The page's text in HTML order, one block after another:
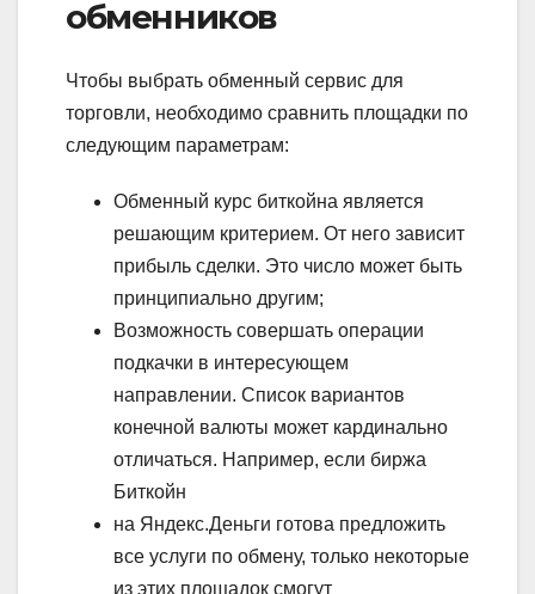
обменников
Чтобы выбрать обменный сервис для
торговли, необходимо сравнить площадки по
следующим параметрам:
Обменный курс биткойна является
решающим критерием. От него зависит
прибыль сделки. Это число может быть
принципиально другим;
Возможность совершать операции
подкачки в интересующем
направлении. Список вариантов
конечной валюты может кардинально
отличаться. Например, если биржа
Биткойн
на Яндекс.Деньги готова предложить
все услуги по обмену, только некоторые
из этих площадок смогут